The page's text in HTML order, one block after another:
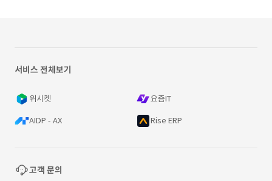
서비스 전체보기
위시켓 요즘IT
AIDP - AX Rise ERP
고객 문의